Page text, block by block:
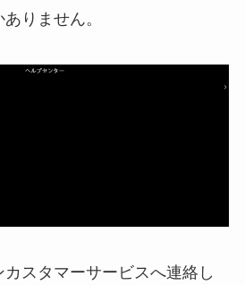
りません。
スタマーサービスへ連絡し